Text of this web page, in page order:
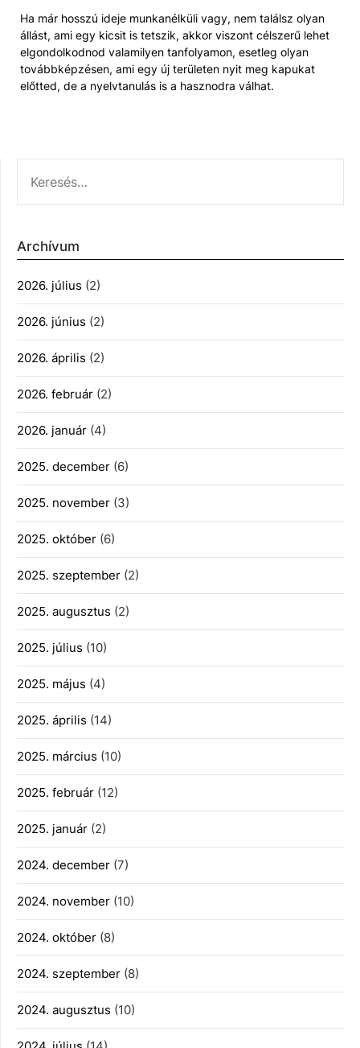
Ha már hosszú ideje munkanélküli vagy, nem találsz olyan
állást, ami egy kicsit is tetszik, akkor viszont célszerű lehet
elgondolkodnod valamilyen tanfolyamon, esetleg olyan
továbbképzésen, ami egy új területen nyit meg kapukat
előtted, de a nyelvtanulás is a hasznodra válhat.
Archívum
2026. július (2)
2026. június (2)
2026. április (2)
2026. február (2)
2026. január (4)
2025. december (6)
2025. november (3)
2025. október (6)
2025. szeptember (2)
2025. augusztus (2)
2025. július (10)
2025. május (4)
2025. április (14)
2025. március (10)
2025. február (12)
2025. január (2)
2024. december (7)
2024. november (10)
2024. október (8)
2024. szeptember (8)
2024. augusztus (10)